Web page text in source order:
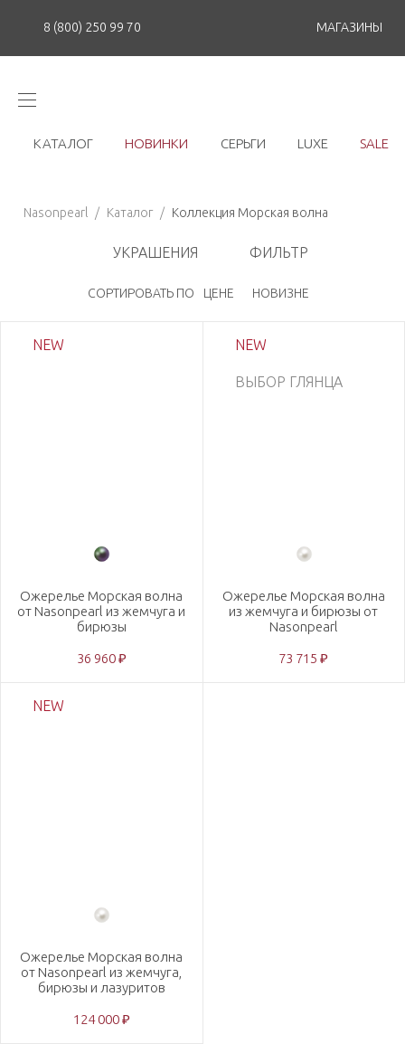
8 (800) 250 99 70 МАГАЗИНЫ
КАТАЛОГ НОВИНКИ СЕРЬГИ LUXE SALE
Nasonpearl / Каталог / Коллекция Морская волна
УКРАШЕНИЯ ФИЛЬТР
СОРТИРОВАТЬ ПО ЦЕНЕ НОВИЗНЕ
NEW
Ожерелье Морская волна
от Nasonpearl из жемчуга и
бирюзы
36 960 ₽
NEW
ВЫБОР ГЛЯНЦА
Ожерелье Морская волна
из жемчуга и бирюзы от
Nasonpearl
73 715 ₽
NEW
Ожерелье Морская волна
от Nasonpearl из жемчуга,
бирюзы и лазуритов
124 000 ₽